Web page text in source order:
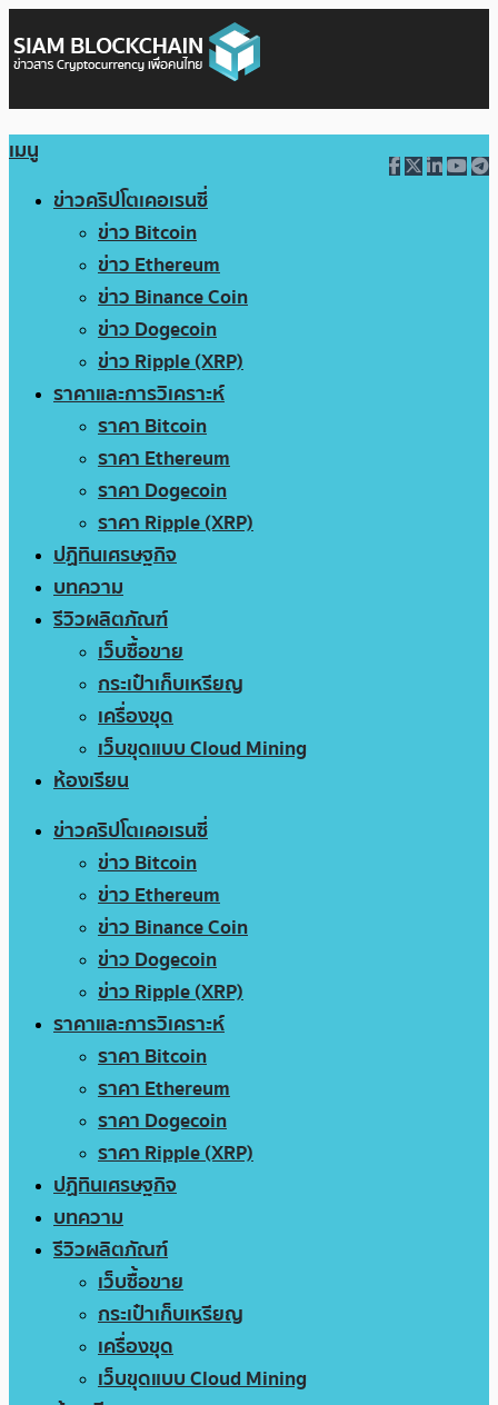
เมนู
ข่าวคริปโตเคอเรนซี่
ข่าว Bitcoin
ข่าว Ethereum
ข่าว Binance Coin
ข่าว Dogecoin
ข่าว Ripple (XRP)
ราคาและการวิเคราะห์
ราคา Bitcoin
ราคา Ethereum
ราคา Dogecoin
ราคา Ripple (XRP)
ปฏิทินเศรษฐกิจ
บทความ
รีวิวผลิตภัณฑ์
เว็บซื้อขาย
กระเป๋าเก็บเหรียญ
เครื่องขุด
เว็บขุดแบบ Cloud Mining
ห้องเรียน
ข่าวคริปโตเคอเรนซี่
ข่าว Bitcoin
ข่าว Ethereum
ข่าว Binance Coin
ข่าว Dogecoin
ข่าว Ripple (XRP)
ราคาและการวิเคราะห์
ราคา Bitcoin
ราคา Ethereum
ราคา Dogecoin
ราคา Ripple (XRP)
ปฏิทินเศรษฐกิจ
บทความ
รีวิวผลิตภัณฑ์
เว็บซื้อขาย
กระเป๋าเก็บเหรียญ
เครื่องขุด
เว็บขุดแบบ Cloud Mining